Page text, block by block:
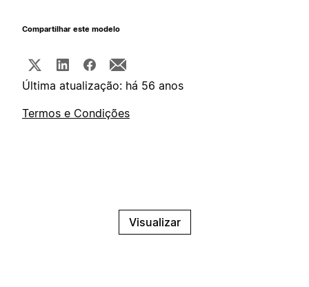
Compartilhar este modelo
Última atualização: há 56 anos
Termos e Condições
Visualizar